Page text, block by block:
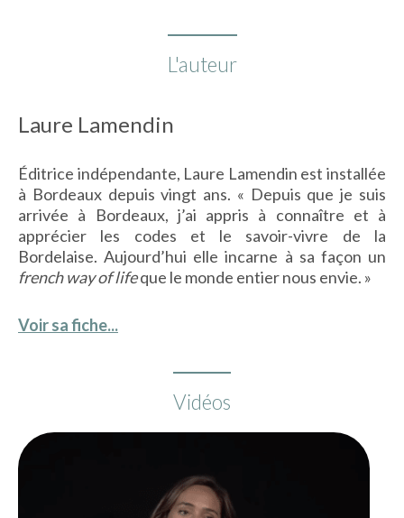
L'auteur
Laure Lamendin
Éditrice indépendante, Laure Lamendin est installée
à Bordeaux depuis vingt ans. « Depuis que je suis
arrivée à Bordeaux, j’ai appris à connaître et à
apprécier les codes et le savoir-vivre de la
Bordelaise. Aujourd’hui elle incarne à sa façon un
french way of lifeque le monde entier nous envie. »
Voir sa fiche...
Vidéos